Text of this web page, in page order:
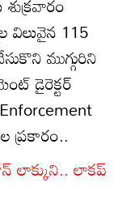
విలువైన 115
ముగ్గురిని
డైరెక్టర్‌
ప్రకారం..
లాక్కుని.. లాకప్